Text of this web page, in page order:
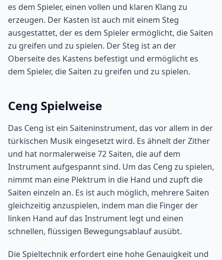
es dem Spieler, einen vollen und klaren Klang zu
erzeugen. Der Kasten ist auch mit einem Steg
ausgestattet, der es dem Spieler ermöglicht, die Saiten
zu greifen und zu spielen. Der Steg ist an der
Oberseite des Kastens befestigt und ermöglicht es
dem Spieler, die Saiten zu greifen und zu spielen.
Ceng Spielweise
Das Ceng ist ein Saiteninstrument, das vor allem in der
türkischen Musik eingesetzt wird. Es ähnelt der Zither
und hat normalerweise 72 Saiten, die auf dem
Instrument aufgespannt sind. Um das Ceng zu spielen,
nimmt man eine Plektrum in die Hand und zupft die
Saiten einzeln an. Es ist auch möglich, mehrere Saiten
gleichzeitig anzuspielen, indem man die Finger der
linken Hand auf das Instrument legt und einen
schnellen, flüssigen Bewegungsablauf ausübt.
Die Spieltechnik erfordert eine hohe Genauigkeit und